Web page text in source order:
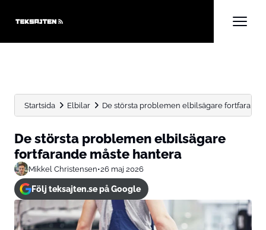
Startsida Elbilar De största problemen elbilsägare
De största problemen elbilsägare
fortfarande måste hantera
Mikkel Christensen•26 maj 2026
Följ teksajten.se på Google